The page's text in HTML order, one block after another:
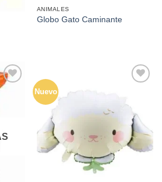
ANIMALES
Globo Gato Caminante
Nuevo
lista de
deseos